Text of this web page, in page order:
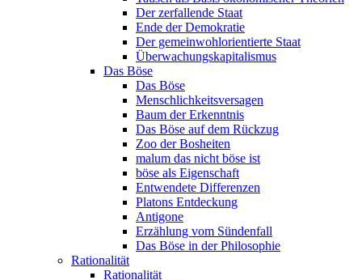
Der zerfallende Staat
Ende der Demokratie
Der gemeinwohlorientierte Staat
Überwachungskapitalismus
Das Böse
Das Böse
Menschlichkeitsversagen
Baum der Erkenntnis
Das Böse auf dem Rückzug
Zoo der Bosheiten
malum das nicht böse ist
böse als Eigenschaft
Entwendete Differenzen
Platons Entdeckung
Antigone
Erzählung vom Sündenfall
Das Böse in der Philosophie
Rationalität
Rationalität